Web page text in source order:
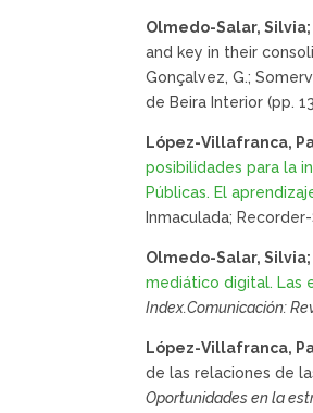
Olmedo-Salar,
and key in their
Gonçalvez, G.;
de Beira Interior (pp.
López-Villafranca,
posibilidades para la
Públicas. El
Inmaculada;
Olmedo-Salar,
mediático digital. Las
Index.Comunicación:
López-Villafranca,
de las relaciones de
Oportunidades en la